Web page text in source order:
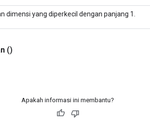
dimensi yang diperkecil dengan panjang 1.
()
Apakah informasi ini membantu?